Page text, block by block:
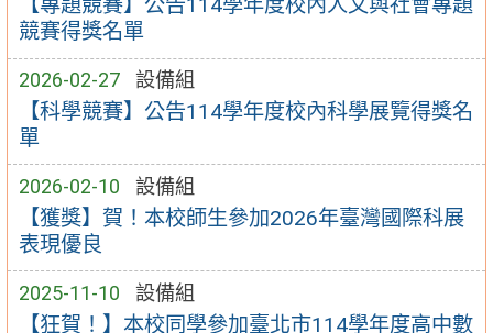
【專題競賽】公告114學年度校內人文與社會專題
競賽得獎名單
2026-02-27 設備組
【科學競賽】公告114學年度校內科學展覽得獎名
單
2026-02-10 設備組
【獲獎】賀！本校師生參加2026年臺灣國際科展
表現優良
2025-11-10 設備組
【狂賀！】本校同學參加臺北市114學年度高中數